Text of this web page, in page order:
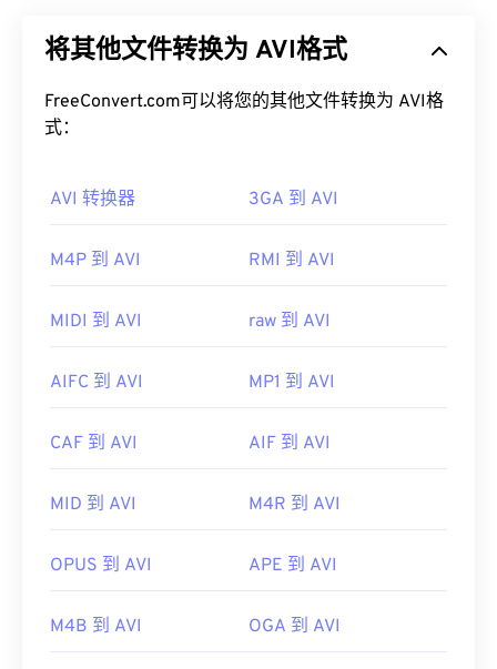
MPEG 文件几乎总是在操作系统的默认视频播放器中
打开。在 Windows 上，它会在
Windows Media
Player中打开。在 Mac 上，它会在QuickTime 中打
开。它不支持章节、字幕、副标题、元数据标签或菜
有时，打开 MPEG 文件需要使用第三方软件，例如
载 MPEG-2 视频解码器（DVD 解码器包）。如果其
开发者： 运动图像专家组 (MPEG)
首次发行：
https://en.wikipedia.org/wiki/
助第三方程序，AVI 可以支持章节、字幕、副标题、
如何打开 AVI 文件？
AVI 文件的另一种方法是使用与操作系统兼容的
虽然AVI 文件针对互联网进行了优化，但硬件播放器
媒体播放器。
首次发行：
有用的链接：
https://tools.ietf.org/html/rfc2361
将其他文件转换为 AVI格式
FreeConvert.com可以将您的其他文件转换为 AVI格
式：
AVI 转换器 3GA 到 AVI
M4P 到 AVI RMI 到 AVI
MIDI 到 AVI raw 到 AVI
AIFC 到 AVI MP1 到 AVI
CAF 到 AVI AIF 到 AVI
MID 到 AVI M4R 到 AVI
OPUS 到 AVI APE 到 AVI
M4B 到 AVI OGA 到 AVI